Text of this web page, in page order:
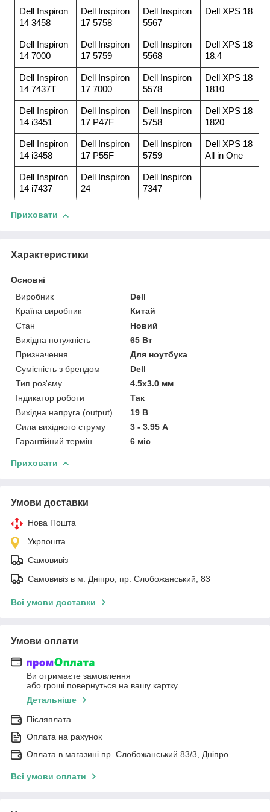
Dell Inspiron
14 3458
Dell Inspiron
17 5758
Dell Inspiron
5567
Dell XPS 18
Dell Inspiron
14 7000
Dell Inspiron
17 5759
Dell Inspiron
5568
Dell XPS 18
18.4
Dell Inspiron
14 7437T
Dell Inspiron
17 7000
Dell Inspiron
5578
Dell XPS 18
1810
Dell Inspiron
14 i3451
Dell Inspiron
17 P47F
Dell Inspiron
5758
Dell XPS 18
1820
Dell Inspiron
14 i3458
Dell Inspiron
17 P55F
Dell Inspiron
5759
Dell XPS 18
All in One
Dell Inspiron
14 i7437
Dell Inspiron
24
Dell Inspiron
7347
Приховати
Характеристики
Основні
Виробник
Dell
Країна виробник
Китай
Стан
Новий
Вихідна потужність
65 Вт
Призначення
Для ноутбука
Сумісність з брендом
Dell
Тип роз'єму
4.5x3.0 мм
Індикатор роботи
Так
Вихідна напруга (output)
19 В
Сила вихідного струму
3 - 3.95 А
Гарантійний термін
6 міс
Приховати
Умови доставки
Нова Пошта
Укрпошта
Самовивіз
Самовивіз в м. Дніпро, пр. Слобожанський, 83
Всі умови доставки
Умови оплати
Ви отримаєте замовлення
або гроші повернуться на вашу картку
Детальніше
Післяплата
Оплата на рахунок
Оплата в магазині пр. Слобожанський 83/3, Дніпро.
Всі умови оплати